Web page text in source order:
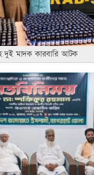
দুই মাদক কারবারি আটক